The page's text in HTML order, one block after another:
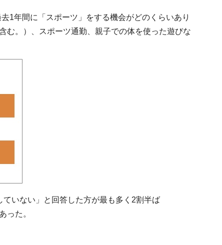
1年間に「スポーツ」をする機会がどのくらいあり
む。）、スポーツ通勤、親子での体を使った遊びな
いない」と回答した方が最も多く2割半ば
った。